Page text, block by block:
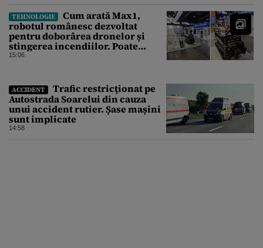
TEHNOLOGIE
Cum arată Max1,
robotul românesc dezvoltat
pentru doborârea dronelor și
stingerea incendiilor. Poate
transporta încărcături de până la
15:06
ACCIDENT
Trafic restricţionat pe
Autostrada Soarelui din cauza
unui accident rutier. Șase mașini
sunt implicate
14:58